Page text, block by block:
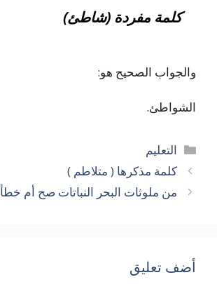
كلمة مفردة (شاطئ)
والجواب الصحيح هو:
الشواطئ.
التصنيفات
التعليم
كلمة مذكرها ( متلاطم )
من ملوثات البحر النباتات صح أم خطأ
أضف تعليق